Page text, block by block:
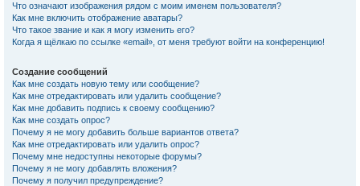
Что означают изображения рядом с моим именем пользователя?
Как мне включить отображение аватары?
Что такое звание и как я могу изменить его?
Когда я щёлкаю по ссылке «email», от меня требуют войти на конференцию!
Создание сообщений
Как мне создать новую тему или сообщение?
Как мне отредактировать или удалить сообщение?
Как мне добавить подпись к своему сообщению?
Как мне создать опрос?
Почему я не могу добавить больше вариантов ответа?
Как мне отредактировать или удалить опрос?
Почему мне недоступны некоторые форумы?
Почему я не могу добавлять вложения?
Почему я получил предупреждение?